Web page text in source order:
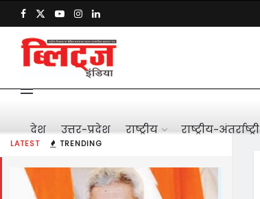
LATEST TRENDING
देश उत्तर-प्रदेश राष्ट्रीय राष्ट्रीय-अंतर्राष्ट्री